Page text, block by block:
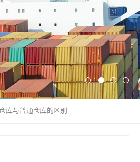
库与普通仓库的区别